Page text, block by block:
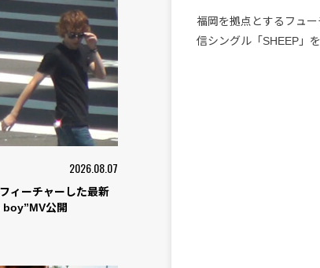
2026.08.07
ィーチャーした最新
公開
福岡を拠点とするフュ
信シングル「SHEEP」